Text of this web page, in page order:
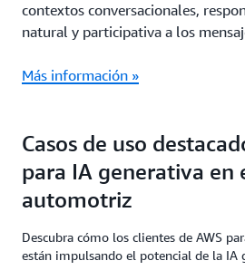
contextos conversacionales,
natural y participativa a los
Más información »
Casos de uso
para IA generativa en
automotriz
Descubra cómo los clientes de AWS
están impulsando el potencial de la IA